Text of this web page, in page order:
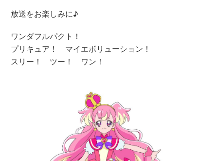
放送をお楽しみに♪
ワンダフルパクト！
プリキュア！ マイエボリューション！
スリー！ ツー！ ワン！